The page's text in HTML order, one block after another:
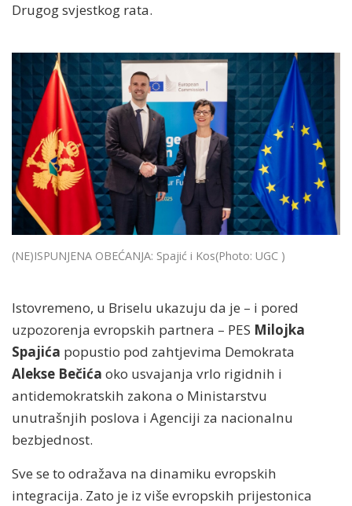
Drugog svjestkog rata.
(NE)ISPUNJENA OBEĆANJA: Spajić i Kos(Photo: UGC )
Istovremeno, u Briselu ukazuju da je – i pored
uzpozorenja evropskih partnera – PES Milojka
Spajića popustio pod zahtjevima Demokrata
Alekse Bečića oko usvajanja vrlo rigidnih i
antidemokratskih zakona o Ministarstvu
unutrašnjih poslova i Agenciji za nacionalnu
bezbjednost.
Sve se to odražava na dinamiku evropskih
integracija. Zato je iz više evropskih prijestonica